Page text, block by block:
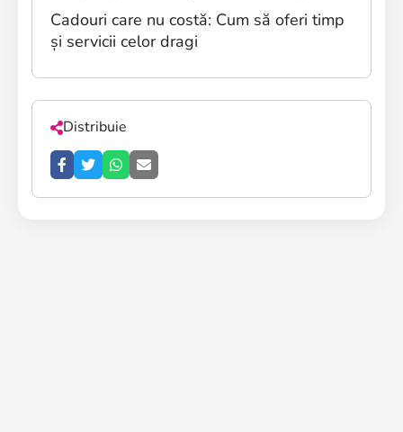
Cadouri care nu costă: Cum să oferi timp
și servicii celor dragi
Distribuie